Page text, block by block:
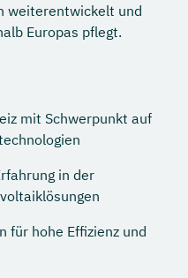
weiterentwickelt und
Europas pflegt.
mit Schwerpunkt auf
in der
für hohe Effizienz und